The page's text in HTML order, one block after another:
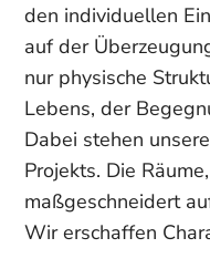
den individuellen
auf der
nur physische
Lebens, der
Dabei stehen
Projekts. Die
maßgeschneidert
Wir erschaffen